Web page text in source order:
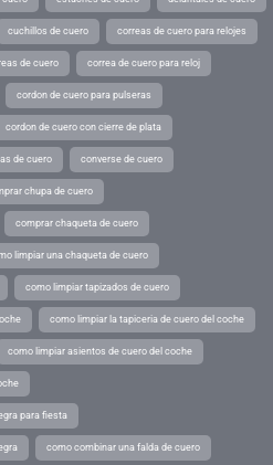
cuchillos de cuero correas de cuero para relojes
de cuero correa de cuero para reloj
cordon de cuero para pulseras
cordon de cuero con cierre de plata
de cuero converse de cuero
chupa de cuero
comprar chaqueta de cuero
limpiar una chaqueta de cuero
como limpiar tapizados de cuero
como limpiar la tapiceria de cuero del coche
como limpiar asientos de cuero del coche
para fiesta
como combinar una falda de cuero